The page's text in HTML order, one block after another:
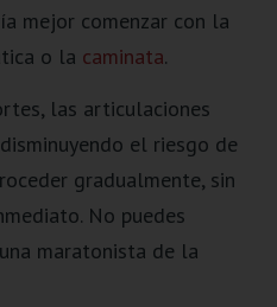
mejor comenzar con la
o la caminata.
las articulaciones
el riesgo de
gradualmente, sin
No puedes
maratonista de la